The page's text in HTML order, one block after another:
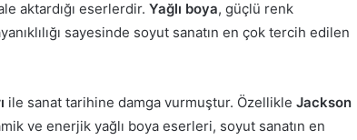
aktardığı eserlerdir. Yağlı boya, güçlü renk
sayesinde soyut sanatın en çok tercih edilen
ile sanat tarihine damga vurmuştur. Özellikle Jackson
ve enerjik yağlı boya eserleri, soyut sanatın en